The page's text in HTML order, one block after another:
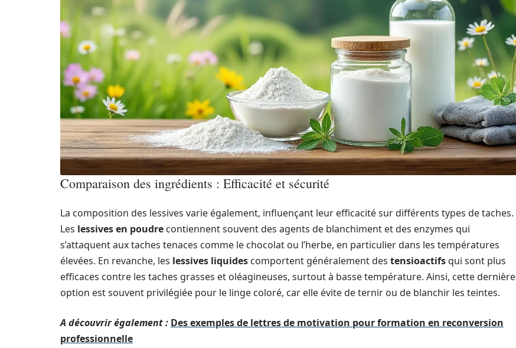
Comparaison des ingrédients : Efficacité et sécurité
La composition des lessives varie également, influençant leur efficacité sur différents types de taches.
Les lessives en poudre contiennent souvent des agents de blanchiment et des enzymes qui
s’attaquent aux taches tenaces comme le chocolat ou l’herbe, en particulier dans les températures
élevées. En revanche, les lessives liquides comportent généralement des tensioactifsqui sont plus
efficaces contre les taches grasses et oléagineuses, surtout à basse température. Ainsi, cette dernière
option est souvent privilégiée pour le linge coloré, car elle évite de ternir ou de blanchir les teintes.
A découvrir également : Des exemples de lettres de motivation pour formation en reconversion
professionnelle